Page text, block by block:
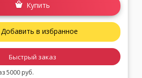
Купить
Добавить в избранное
Быстрый заказ
5000 руб.